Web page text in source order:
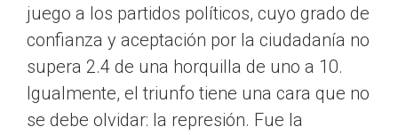
juego a los partidos políticos, cuyo grado de
confianza y aceptación por la ciudadanía no
supera 2.4 de una horquilla de uno a 10.
Igualmente, el triunfo tiene una cara que no
se debe olvidar: la represión. Fue la